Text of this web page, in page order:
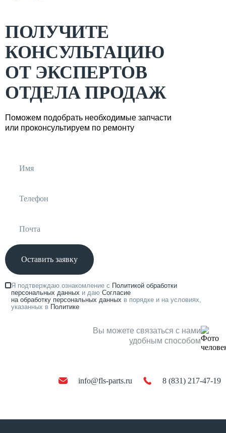
ПОЛУЧИТЕ
КОНСУЛЬТАЦИЮ
ОТ ЭКСПЕРТОВ
ОТДЕЛА ПРОДАЖ
Поможем подобрать необходимые запчасти
или проконсультируем по ремонту
Оставить заявку
Я подтверждаю ознакомление с Политикой обработки
персональных данных и даю Согласие
на обработку персональных данных в порядке и на условиях,
указанных в Политике
Вы можете связаться с нами
удобным способом
info@fls-parts.ru 8 (831) 217-47-19